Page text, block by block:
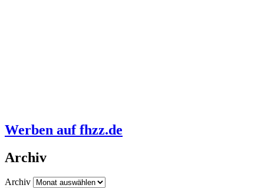
Werben auf fhzz.de
Archiv
Archiv